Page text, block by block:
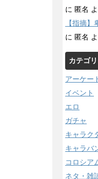
に 匿名
【指摘
に 匿名
カテゴ
アーケー
イベント
エロ
ガチャ
キャラク
キャラバ
コロシア
ネタ・雑